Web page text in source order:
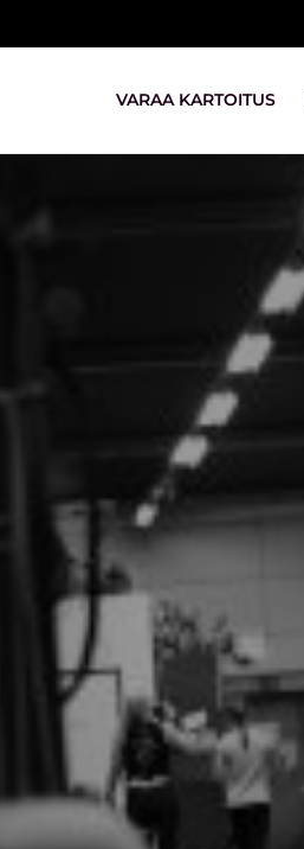
VARAA KARTOITUS